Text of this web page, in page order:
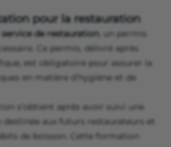
pour la restauration
service de restauration, un permis
Ce permis, délivré après
est obligatoire pour assurer la
en matière d’hygiène et de
s’obtient après avoir suivi une
destinée aux futurs restaurateurs et
de boisson. Cette formation